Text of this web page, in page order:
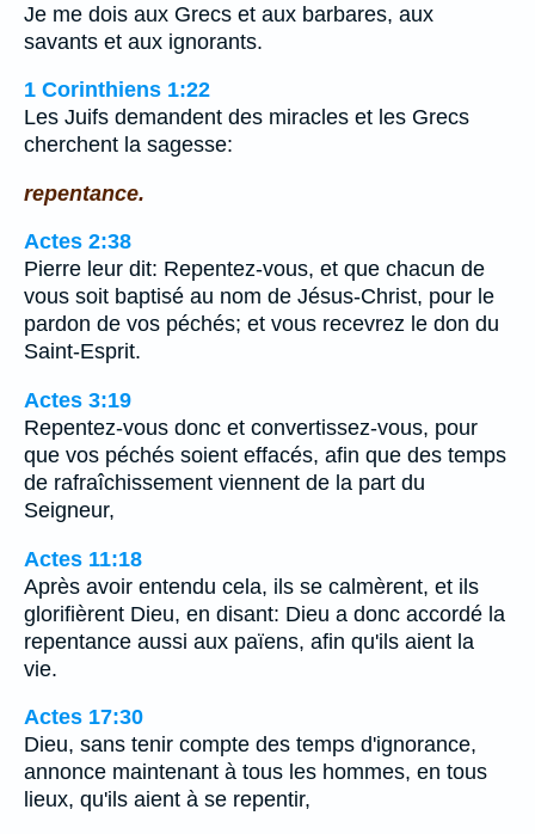
Je me dois aux Grecs et aux barbares, aux
savants et aux ignorants.
1 Corinthiens 1:22
Les Juifs demandent des miracles et les Grecs
cherchent la sagesse:
repentance.
Actes 2:38
Pierre leur dit: Repentez-vous, et que chacun de
vous soit baptisé au nom de Jésus-Christ, pour le
pardon de vos péchés; et vous recevrez le don du
Saint-Esprit.
Actes 3:19
Repentez-vous donc et convertissez-vous, pour
que vos péchés soient effacés, afin que des temps
de rafraîchissement viennent de la part du
Seigneur,
Actes 11:18
Après avoir entendu cela, ils se calmèrent, et ils
glorifièrent Dieu, en disant: Dieu a donc accordé la
repentance aussi aux païens, afin qu'ils aient la
vie.
Actes 17:30
Dieu, sans tenir compte des temps d'ignorance,
annonce maintenant à tous les hommes, en tous
lieux, qu'ils aient à se repentir,